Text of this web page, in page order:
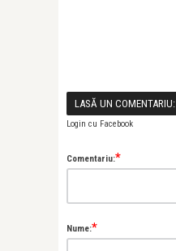
LASĂ UN COMENTARIU:
Login cu Facebook
Comentariu:*
Nume:*